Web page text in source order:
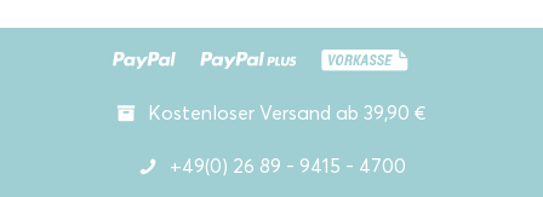
Kostenloser Versand ab 39,90 €
+49(0) 26 89 - 9415 - 4700